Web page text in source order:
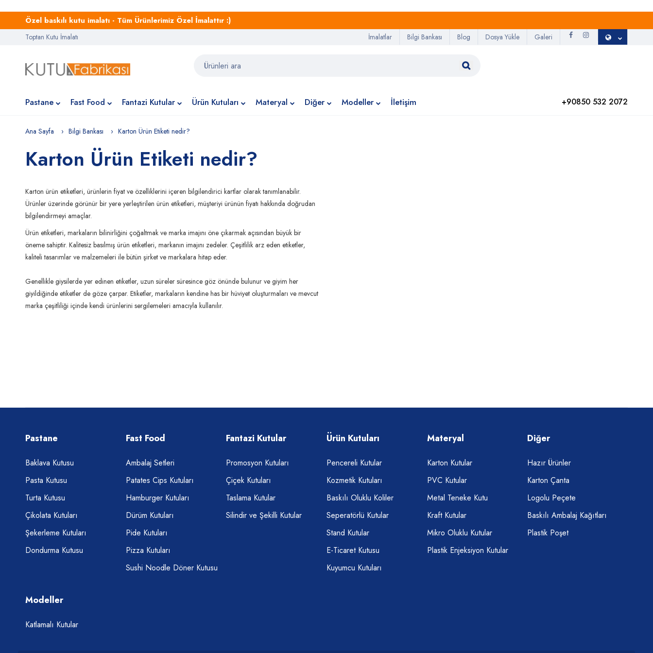
Özel baskılı kutu imalatı - Tüm Ürünlerimiz Özel İmalattır :)
Toptan Kutu İmalatı İmalatlar Bilgi Bankası Blog Dosya Yükle Galeri
Pastane Fast Food Fantazi Kutular Ürün Kutuları Materyal Diğer Modeller İletişim +90850 532 2072
Ana Sayfa Bilgi Bankası Karton Ürün Etiketi nedir?
Karton Ürün Etiketi nedir?
Karton ürün etiketleri, ürünlerin fiyat ve özelliklerini içeren bilgilendirici kartlar olarak tanımlanabilir.
Ürünler üzerinde görünür bir yere yerleştirilen ürün etiketleri, müşteriyi ürünün fiyatı hakkında doğrudan
bilgilendirmeyi amaçlar.
Ürün etiketleri, markaların bilinirliğini çoğaltmak ve marka imajını öne çıkarmak açısından büyük bir
öneme sahiptir. Kalitesiz basılmış ürün etiketleri, markanın imajını zedeler. Çeşitlilik arz eden etiketler,
kaliteli tasarımlar ve malzemeleri ile bütün şirket ve markalara hitap eder.
Genellikle giysilerde yer edinen etiketler, uzun süreler süresince göz önünde bulunur ve giyim her
giyildiğinde etiketler de göze çarpar. Etiketler, markaların kendine has bir hüviyet oluşturmaları ve mevcut
marka çeşitliliği içinde kendi ürünlerini sergilemeleri amacıyla kullanılır.
Pastane
Baklava Kutusu
Pasta Kutusu
Turta Kutusu
Çikolata Kutuları
Şekerleme Kutuları
Dondurma Kutusu
Fast Food
Ambalaj Setleri
Patates Cips Kutuları
Hamburger Kutuları
Dürüm Kutuları
Pide Kutuları
Pizza Kutuları
Sushi Noodle Döner Kutusu
Fantazi Kutular
Promosyon Kutuları
Çiçek Kutuları
Taslama Kutular
Silindir ve Şekilli Kutular
Ürün Kutuları
Pencereli Kutular
Kozmetik Kutuları
Baskılı Oluklu Koliler
Seperatörlü Kutular
Stand Kutular
E-Ticaret Kutusu
Kuyumcu Kutuları
Materyal
Karton Kutular
PVC Kutular
Metal Teneke Kutu
Kraft Kutular
Mikro Oluklu Kutular
Plastik Enjeksiyon Kutular
Diğer
Hazır Ürünler
Karton Çanta
Logolu Peçete
Baskılı Ambalaj Kağıtları
Plastik Poşet
Modeller
Katlamalı Kutular